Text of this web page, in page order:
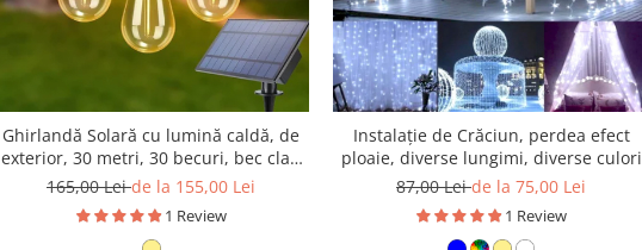
Ghirlandă Solară cu lumină caldă, de
exterior, 30 metri, 30 becuri, bec clar,
alb cald
165,00 Leide la 155,00 Lei
1 Review
Instalație de Crăciun, perdea efect
ploaie, diverse lungimi, diverse culori
87,00 Leide la 75,00 Lei
1 Review